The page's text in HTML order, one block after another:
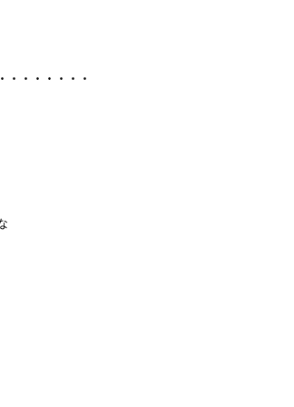
・・・・・・・